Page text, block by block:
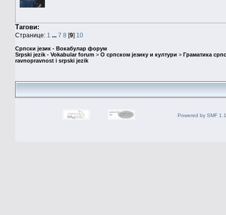
Тагови:
Странице: 1 ... 7 8 [9] 10
Српски језик - Вокабулар форум
Srpski jezik - Vokabular forum > О српском језику и култури > Граматика
ravnopravnost i srpski jezik
Powered by SMF